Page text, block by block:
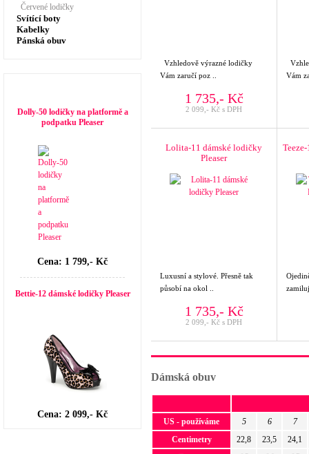
Červené lodičky
Svítící boty
Kabelky
Pánská obuv
Dolly-50 lodičky na platformě a
podpatku Pleaser
Cena: 1 799,- Kč
Bettie-12 dámské lodičky Pleaser
Cena: 2 099,- Kč
Vzhledově výrazné lodičky
Vám zaručí poz ..
1 735,- Kč
2 099,- Kč s DPH
Vám
Lolita-11 dámské lodičky
Pleaser
Luxusní a stylové. Přesně tak
působí na okol ..
1 735,- Kč
2 099,- Kč s DPH
Dámská obuv
US - používáme 5 6
7
Centimetry
22,8 23,5
24,1